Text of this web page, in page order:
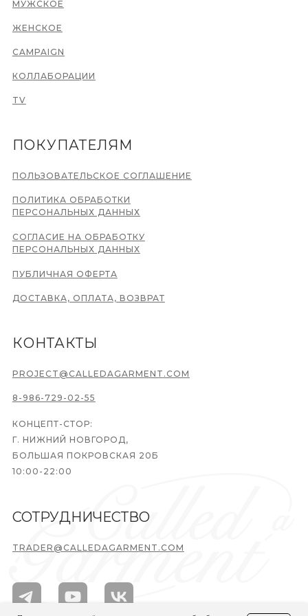
МУЖСКОЕ
ЖЕНСКОЕ
CAMPAIGN
КОЛЛАБОРАЦИИ
ПУБЛИЧНАЯ ОФЕРТА
СОГЛАСИЕ НА ОБРАБОТКУ
ПЕРСОНАЛЬНЫХ ДАННЫХ
ПОЛИТИКА ОБРАБОТКИ
ПЕРСОНАЛЬНЫХ ДАННЫХ
ПОЛЬЗОВАТЕЛЬСКОЕ СОГЛАШЕНИЕ
ДОСТАВКА, ОПЛАТА, ВОЗВРАТ
8-986-729-02-55
PROJECT@CALLEDAGARMENT.COM
ПОКУПАТЕЛЯМ
КОНТАКТЫ
TV
СОТРУДНИЧЕСТВО
TRADER@CALLEDAGARMENT.COM
КОНЦЕПТ-СТОР:
Г. НИЖНИЙ НОВГОРОД,
БОЛЬШАЯ ПОКРОВСКАЯ 20Б
10:00-22:00